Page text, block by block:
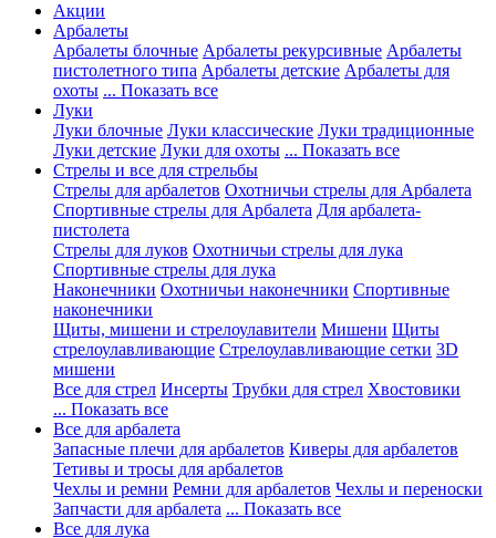
Акции
Арбалеты
Арбалеты блочные Арбалеты рекурсивные Арбалеты
пистолетного типа Арбалеты детские Арбалеты для
охоты ... Показать все
Луки
Луки блочные Луки классические Луки традиционные
Луки детские Луки для охоты ... Показать все
Стрелы и все для стрельбы
Стрелы для арбалетов Охотничьи стрелы для Арбалета
Спортивные стрелы для Арбалета Для арбалета-
пистолета
Стрелы для луков Охотничьи стрелы для лука
Спортивные стрелы для лука
Наконечники Охотничьи наконечники Спортивные
наконечники
Щиты, мишени и стрелоулавители Мишени Щиты
стрелоулавливающие Стрелоулавливающие сетки 3D
мишени
Все для стрел Инсерты Трубки для стрел Хвостовики
... Показать все
Все для арбалета
Запасные плечи для арбалетов Киверы для арбалетов
Тетивы и тросы для арбалетов
Чехлы и ремни Ремни для арбалетов Чехлы и переноски
Запчасти для арбалета ... Показать все
Все для лука